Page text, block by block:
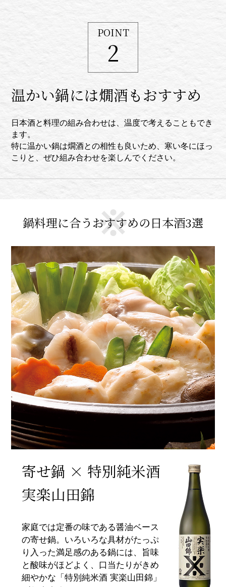
POINT
2
温かい鍋には燗酒もおすすめ
日本酒と料理の組み合わせは、温度で考えることもでき
ます。
特に温かい鍋は燗酒との相性も良いため、寒い冬にほっ
こりと、ぜひ組み合わせを楽しんでください。
鍋料理に合うおすすめの日本酒3選
寄せ鍋 × 特別純米酒
実楽山田錦
家庭では定番の味である醤油ベース
の寄せ鍋。いろいろな具材がたっぷ
り入った満足感のある鍋には、旨味
と酸味がほどよく、口当たりがきめ
細やかな「特別純米酒 実楽山田錦」